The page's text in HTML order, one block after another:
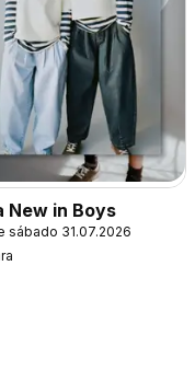
New in Boys
sábado 31.07.2026